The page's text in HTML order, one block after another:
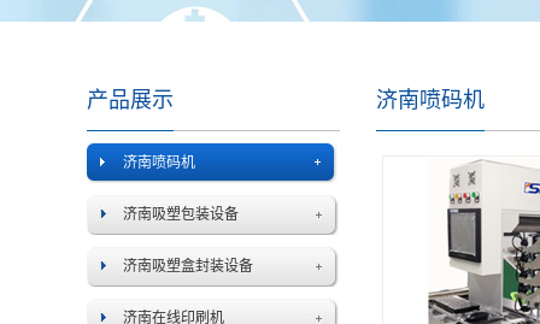
产品展示
济南喷码机
济南吸塑包装设备
济南吸塑盒封装设备
济南在线印刷机
济南喷码机